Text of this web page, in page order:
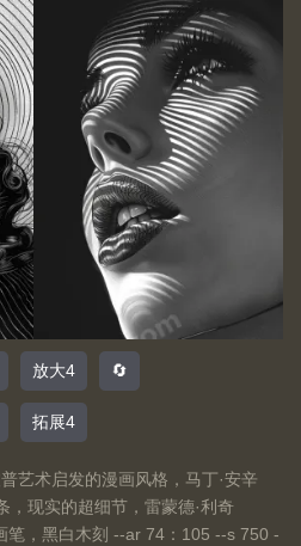
放大4 🔄
拓展4
艺术启发的漫画风格，马丁·安辛
，现实的超细节，雷蒙德·利奇
笔，黑白木刻 --ar 74：105 --s 750 -